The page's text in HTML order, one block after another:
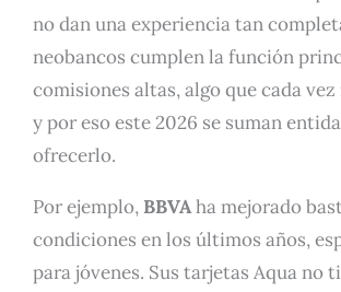
no dan una experiencia tan
neobancos cumplen la función
comisiones altas, algo que cada
y por eso este 2026 se suman
ofrecerlo.
Por ejemplo, BBVAha mejorado
condiciones en los últimos años,
para jóvenes. Sus tarjetas Aqua no